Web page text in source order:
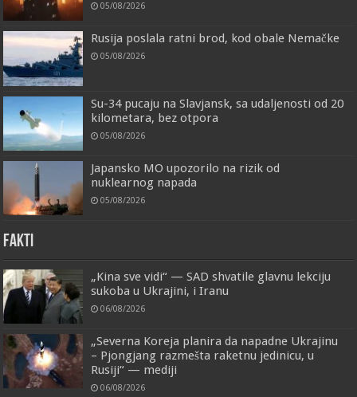
05/08/2026
Rusija poslala ratni brod, kod obale Nemačke
05/08/2026
Su-34 pucaju na Slavjansk, sa udaljenosti od 20
kilometara, bez otpora
05/08/2026
Japansko MO upozorilo na rizik od
nuklearnog napada
05/08/2026
FAKTI
„Kina sve vidi“ — SAD shvatile glavnu lekciju
sukoba u Ukrajini, i Iranu
06/08/2026
„Severna Koreja planira da napadne Ukrajinu
– Pjongjang razmešta raketnu jedinicu, u
Rusiji“ — mediji
06/08/2026